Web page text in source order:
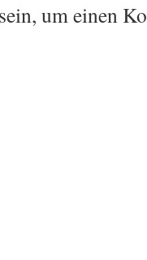
sein, um einen